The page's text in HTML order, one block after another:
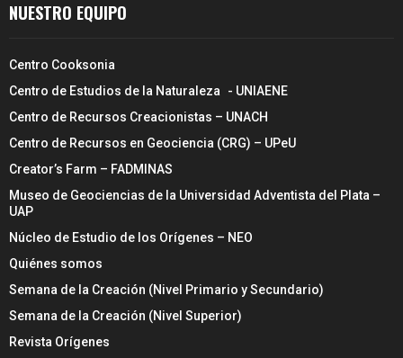
NUESTRO EQUIPO
Centro Cooksonia
Centro de Estudios de la Naturaleza - UNIAENE
Centro de Recursos Creacionistas – UNACH
Centro de Recursos en Geociencia (CRG) – UPeU
Creator’s Farm – FADMINAS
Museo de Geociencias de la Universidad Adventista del Plata –
UAP
Núcleo de Estudio de los Orígenes – NEO
Quiénes somos
Semana de la Creación (Nivel Primario y Secundario)
Semana de la Creación (Nivel Superior)
Revista Orígenes